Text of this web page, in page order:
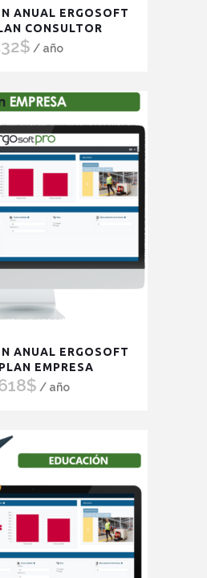
ANUAL ERGOSOFT
CONSULTOR
$ / año
ANUAL ERGOSOFT
EMPRESA
$ / año